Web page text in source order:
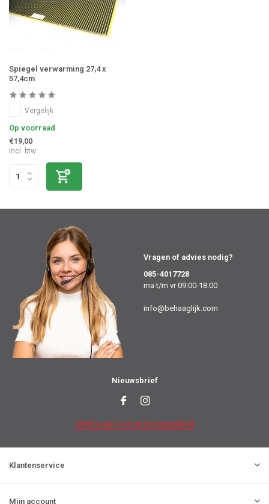
Spiegel verwarming 27,4 x
57,4cm
Vergelijk
Op voorraad
€19,00
Incl. btw
Vragen of advies nodig?
085-4017728
ma t/m vr 09:00-18:00
info@behaaglijk.com
Nieuwsbrief
Meld je aan voor onze nieuwsbrief
Klantenservice
Mijn account